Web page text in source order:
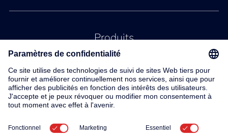
Produits
Service
Contact
À propos de nous